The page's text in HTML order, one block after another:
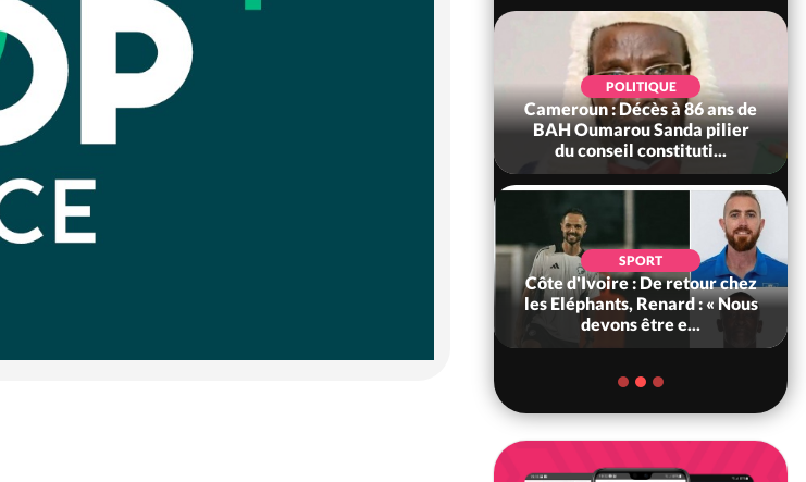
POLITIQUE
Cameroun : Décès à 86 ans de
BAH Oumarou Sanda pilier
du conseil constituti...
SPORT
Côte d'Ivoire : De retour chez
les Eléphants, Renard : « Nous
devons être e...